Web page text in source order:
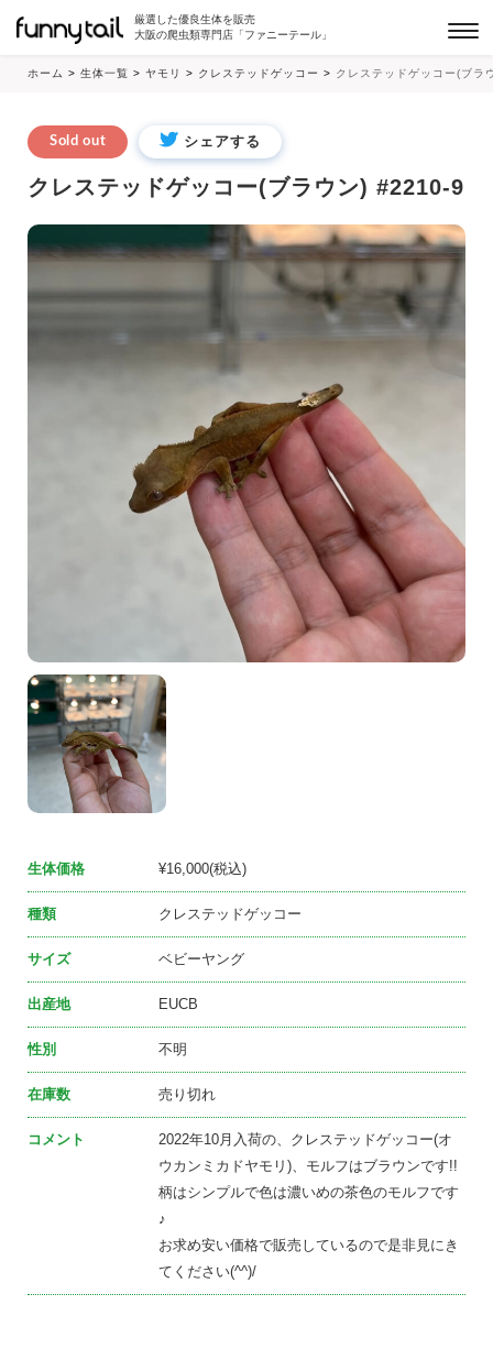
厳選した優良生体を販売
大阪の爬虫類専門店「ファニーテール」
ホーム > 生体一覧 > ヤモリ > クレステッドゲッコー > クレステッドゲッコー(ブ
Sold out シェアする
クレステッドゲッコー(ブラウン) #2210-9
生体価格 ¥16,000(税込)
種類 クレステッドゲッコー
サイズ ベビーヤング
出産地 EUCB
性別 不明
在庫数 売り切れ
コメント
2022年10月入荷の、クレステッドゲッコー(オ
ウカンミカドヤモリ)、モルフはブラウンです!!
柄はシンプルで色は濃いめの茶色のモルフです
♪
お求め安い価格で販売しているので是非見にき
てください(^^)/